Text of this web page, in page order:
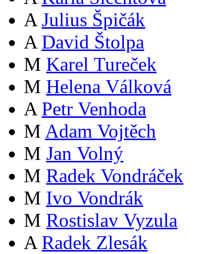
A Julius Špičák
A David Štolpa
M Karel Tureček
M Helena Válková
A Petr Venhoda
M Adam Vojtěch
M Jan Volný
M Radek Vondráček
M Ivo Vondrák
M Rostislav Vyzula
A Radek Zlesák